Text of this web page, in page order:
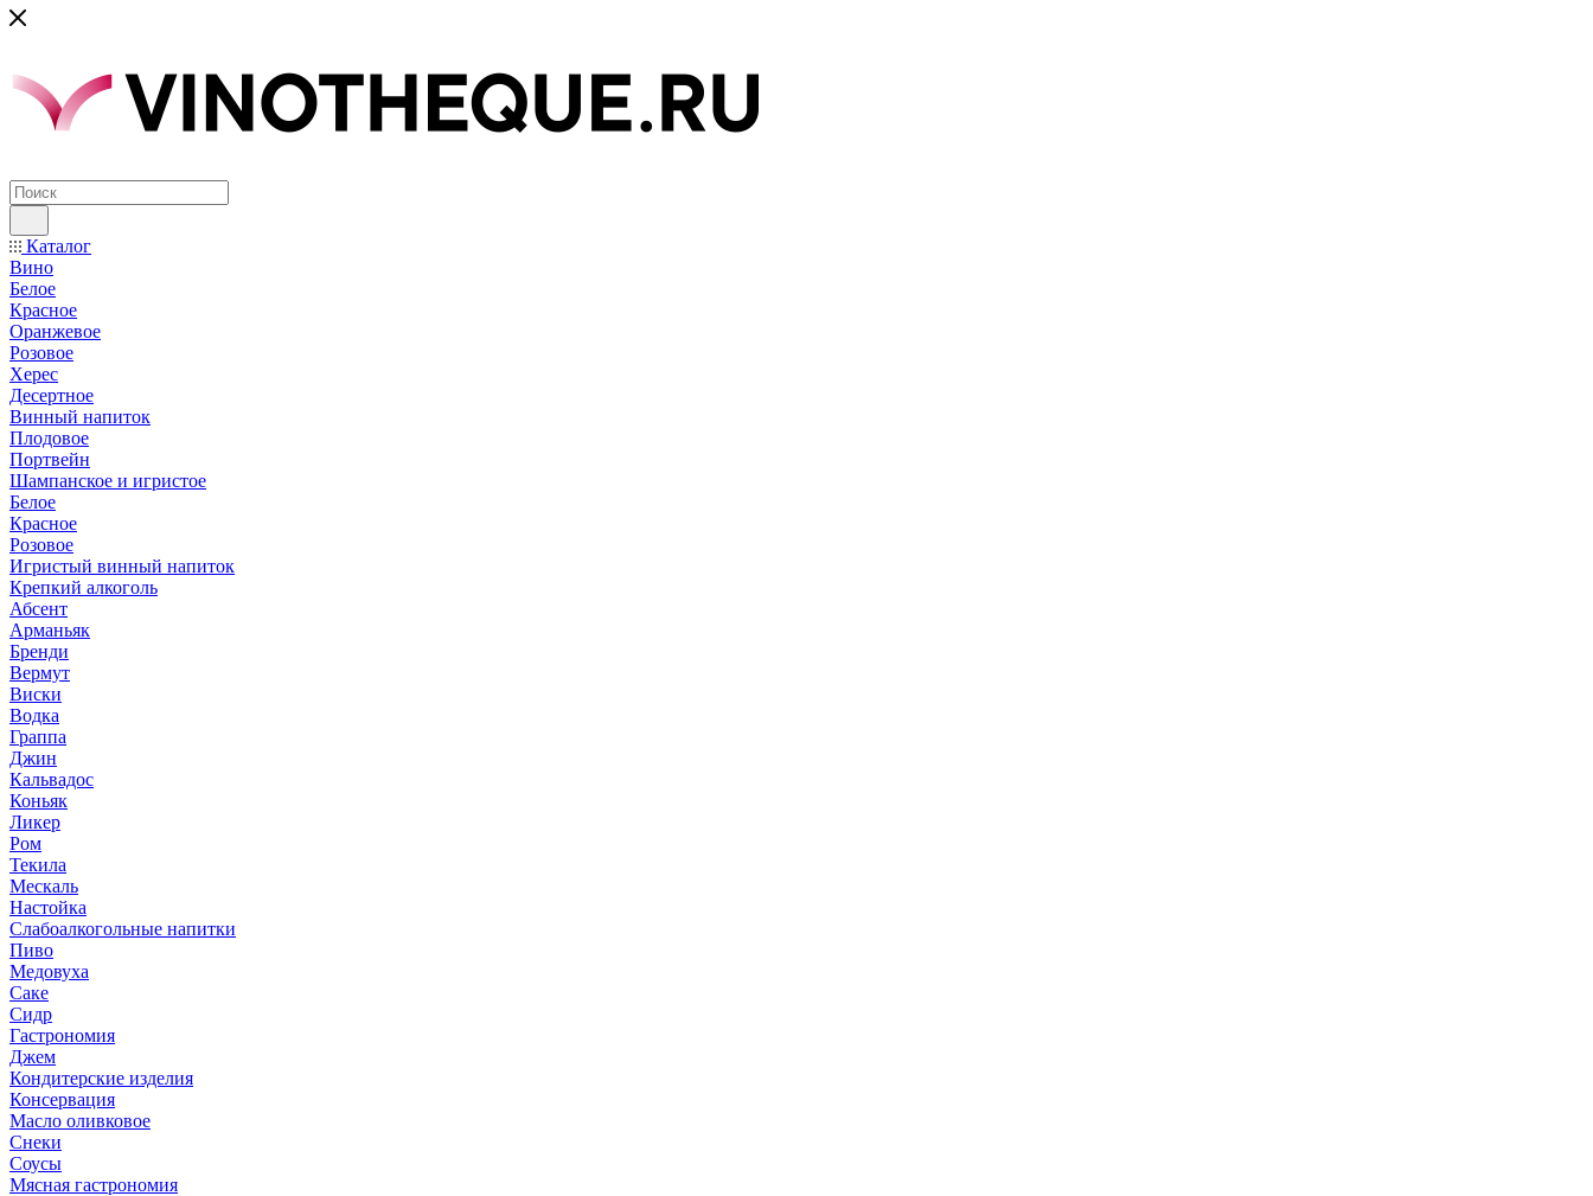
Каталог
Вино
Белое
Красное
Оранжевое
Розовое
Херес
Десертное
Винный напиток
Плодовое
Портвейн
Шампанское и игристое
Белое
Красное
Розовое
Игристый винный напиток
Крепкий алкоголь
Абсент
Арманьяк
Бренди
Вермут
Виски
Водка
Граппа
Джин
Кальвадос
Коньяк
Ликер
Ром
Текила
Мескаль
Настойка
Слабоалкогольные напитки
Пиво
Медовуха
Саке
Сидр
Гастрономия
Джем
Кондитерские изделия
Консервация
Масло оливковое
Снеки
Соусы
Мясная гастрономия